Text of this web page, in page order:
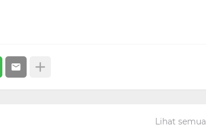
Lihat semua